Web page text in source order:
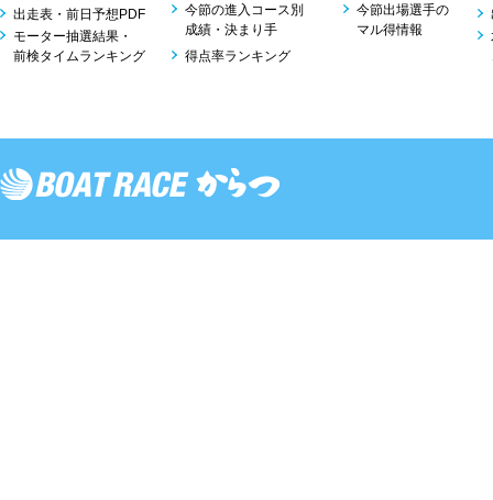
出走表・前日予想PDF
モーター抽選結果・
前検タイムランキング
今節の進入コース別
成績・決まり手
得点率ランキング
今節出場選手の
マル得情報